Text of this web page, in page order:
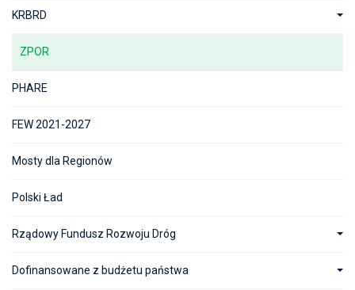
KRBRD
ZPOR
PHARE
FEW 2021-2027
Mosty dla Regionów
Polski Ład
Rządowy Fundusz Rozwoju Dróg
Dofinansowane z budżetu państwa